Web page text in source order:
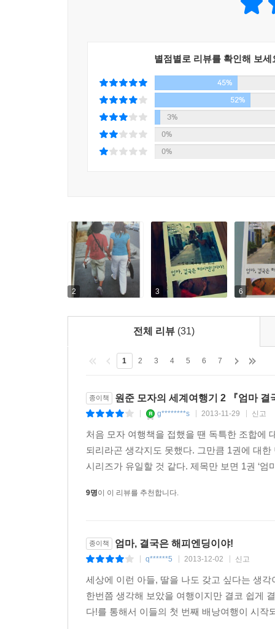
한치 앞을 알 수 없던 이들의 여행은 동유럽에
한편 엄마는 시나브로 장기여행자의 모습을
배낭여행자들의 관심을 한 몸에 받았다. 기차를
진짜 최고의 여행자야!”
이처럼 유쾌한 웃음과 감동이 함께하는 이
보스니아헤르체고비나 등 내전으로 상처받은
모자의 배고픔, 유라시아 대륙의 서쪽 끝, 포르투
“여행을 오래 하다보니 세상일에 대한 걱정이 사
별점별로 리뷰를 확인해 보세
45%
52%
3%
0%
0%
2 3 6
전체 리뷰 (31)
1 2 3 4 5 6 7
종이책 원준 모자의 세계여행기 2 『엄마 결
g********s 2013-11-29 신고
처음 모자 여행책을 접했을 땐 독특한 조합에
되리라곤 생각지도 못했다. 그만큼 1권에 대
시리즈가 유일할 것 같다. 제목만 보면 1권 ‘
9명이 이 리뷰를 추천합니다.
종이책 엄마, 결국은 해피엔딩이야!
q******5 2013-12-02 신고
세상에 이런 아들, 딸을 나도 갖고 싶다는 생
한번쯤 생각해 보았을 여행이지만 결코 쉽게
다!를 통해서 이들의 첫 번째 배낭여행이 시